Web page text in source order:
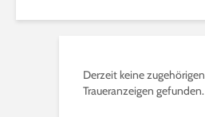
Derzeit keine zugehörigen
Traueranzeigen gefunden.